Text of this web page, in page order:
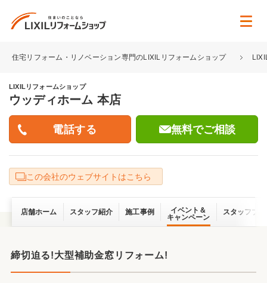
住宅リフォーム・リノベーション専門のLIXILリフォームショップ
LIXILリフォームショップ
ウッディホーム 本店
無料でご相談
この会社のウェブサイトはこちら
店舗ホーム スタッフ紹介 施工事例
イベント＆
キャンペーン
スタッフブ
締切迫る!大型補助金窓リフォーム!